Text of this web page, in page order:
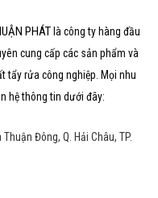
PHÁTlà công ty hàng đầu
cung cấp các sản phẩm và
tẩy rửa công nghiệp. Mọi nhu
hệ thông tin dưới đây:
Đông, Q. Hải Châu, TP.